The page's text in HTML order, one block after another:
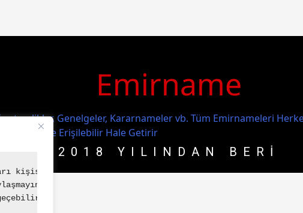
kişisel verileri işler.
bağlantısına tıklayarak
Emirname
Genelgeler, Kararnameler vb. Tüm Emirnameleri
ve Erişilebilir Hale Getirir
2018 YILINDAN BERİ